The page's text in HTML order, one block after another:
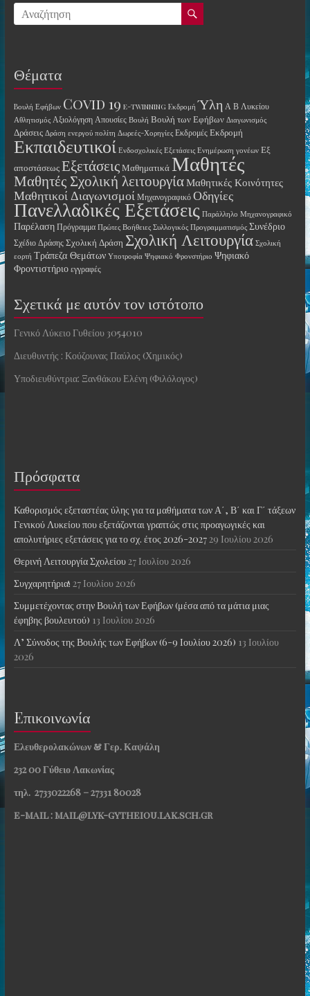
Θέματα
Bουλή Εφήβων Covid 19 e-twinning Eκδρομή Ύλη Α Β Λυκείου
Αθλητισμός Αξιολόγηση Απουσίες Βουλή Βουλή των Εφήβων Διαγωνισμός
Δράσεις Δράση ενεργού πολίτη Δωρεές-Χορηγίες Εκδρομές Εκδρομή
Εκπαιδευτικοί Ενδοσχολικές Εξετάσεις Ενημέρωση γονέων Εξ
αποστάσεωςΕξετάσειςΜαθηματικάΜαθητές
Μαθητές Σχολική λειτουργίαΜαθητικές Κοινότητες
Μαθητικοί Διαγωνισμοί Μηχανογραφικό Οδηγίες
Πανελλαδικές Εξετάσεις Παράλληλο Μηχανογραφικό
Παρέλαση Πρόγραμμα Πρώτες Βοήθειες Συλλογικός Προγραμματισμός Συνέδριο
Σχέδιο Δράσης Σχολική Δράση Σχολική Λειτουργία Σχολική
εορτή Τράπεζα Θεμάτων Υποτροφία Ψηφιακό Φρονστήριο Ψηφιακό
Φροντιστήριο εγγραφές
Σχετικά με αυτόν τον ιστότοπο
Γενικό Λύκειο Γυθείου 3054010
Διευθυντής : Κούζουνας Παύλος (Χημικός)
Υποδιευθύντρια: Ξανθάκου Ελένη (Φιλόλογος)
Πρόσφατα
Καθορισμός εξεταστέας ύλης για τα μαθήματα των Α΄, Β΄ και Γ΄ τάξεων
Γενικού Λυκείου που εξετάζονται γραπτώς στις προαγωγικές και
απολυτήριες εξετάσεις για το σχ. έτος 2026-202729 Ιουλίου 2026
Θερινή Λειτουργία Σχολείου27 Ιουλίου 2026
Συγχαρητήρια! 27 Ιουλίου 2026
Συμμετέχοντας στην Βουλή των Εφήβων (μέσα από τα μάτια μιας
έφηβης βουλευτού) 13 Ιουλίου 2026
Λ’ Σύνοδος της Βουλής των Εφήβων (6-9 Ιουλίου 2026) 13 Ιουλίου
2026
Eπικοινωνία
Ελευθερολακώνων & Γερ. Καψάλη
232 00 Γύθειο Λακωνίας
τηλ. 2733022268 – 27331 80028
e-mail : mail@lyk-gytheiou.lak.sch.gr